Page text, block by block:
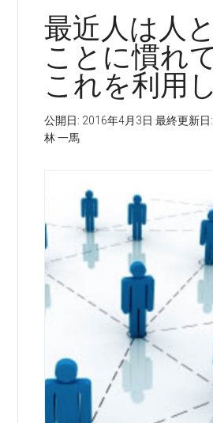
最近人は人
ことに慣れ
これを利用
公開日: 2016年4月3日 最終更新日:
林 一馬